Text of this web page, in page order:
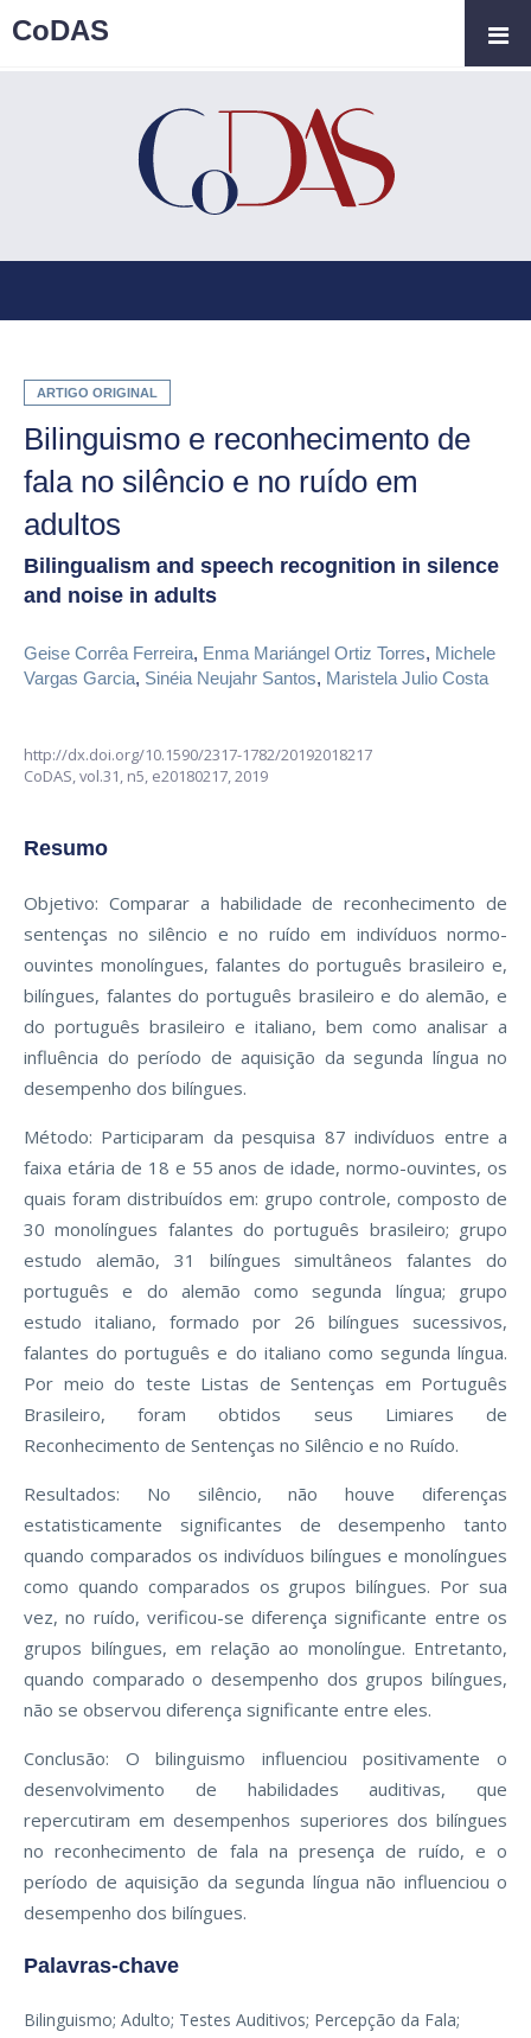
ARTIGO ORIGINAL
Bilinguismo e reconhecimento de
fala no silêncio e no ruído em
adultos
Bilingualism and speech recognition in silence
and noise in adults
Geise Corrêa Ferreira, Enma Mariángel Ortiz Torres, Michele
Vargas Garcia, Sinéia Neujahr Santos, Maristela Julio Costa
http://dx.doi.org/10.1590/2317-1782/20192018217
CoDAS,vol.31, n5, e20180217, 2019
Resumo
Objetivo: Comparar a habilidade de reconhecimento de
sentenças no silêncio e no ruído em indivíduos normo-
ouvintes monolíngues, falantes do português brasileiro e,
bilíngues, falantes do português brasileiro e do alemão, e
do português brasileiro e italiano, bem como analisar a
influência do período de aquisição da segunda língua no
desempenho dos bilíngues.
Método: Participaram da pesquisa 87 indivíduos entre a
faixa etária de 18 e 55 anos de idade, normo-ouvintes, os
quais foram distribuídos em: grupo controle, composto de
30 monolíngues falantes do português brasileiro; grupo
estudo alemão, 31 bilíngues simultâneos falantes do
português e do alemão como segunda língua; grupo
estudo italiano, formado por 26 bilíngues sucessivos,
falantes do português e do italiano como segunda língua.
Por meio do teste Listas de Sentenças em Português
Brasileiro, foram obtidos seus Limiares de
Reconhecimento de Sentenças no Silêncio e no Ruído.
Resultados: No silêncio, não houve diferenças
estatisticamente significantes de desempenho tanto
quando comparados os indivíduos bilíngues e monolíngues
como quando comparados os grupos bilíngues. Por sua
vez, no ruído, verificou-se diferença significante entre os
grupos bilíngues, em relação ao monolíngue. Entretanto,
quando comparado o desempenho dos grupos bilíngues,
não se observou diferença significante entre eles.
Conclusão: O bilinguismo influenciou positivamente o
desenvolvimento de habilidades auditivas, que
repercutiram em desempenhos superiores dos bilíngues
no reconhecimento de fala na presença de ruído, e o
período de aquisição da segunda língua não influenciou o
desempenho dos bilíngues.
Palavras-chave
Bilinguismo; Adulto; Testes Auditivos; Percepção da Fala;
CoDAS